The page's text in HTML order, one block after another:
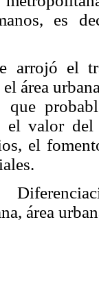
es
arrojó el
área
el valor
el
área